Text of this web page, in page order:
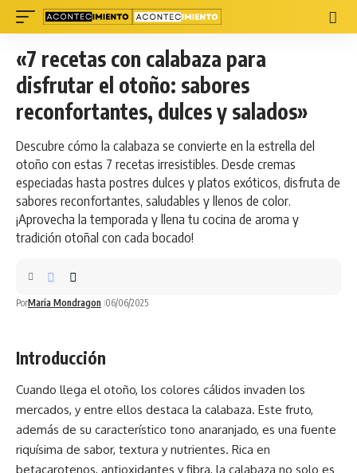
«7 recetas con calabaza para
disfrutar el otoño: sabores
reconfortantes, dulces y salados»
Descubre cómo la calabaza se convierte en la estrella del
otoño con estas 7 recetas irresistibles. Desde cremas
especiadas hasta postres dulces y platos exóticos, disfruta de
sabores reconfortantes, saludables y llenos de color.
¡Aprovecha la temporada y llena tu cocina de aroma y
tradición otoñal con cada bocado!
PorMaria Mondragon 06/06/2025
Introducción
Cuando llega el otoño, los colores cálidos invaden los
mercados, y entre ellos destaca la calabaza. Este fruto,
además de su característico tono anaranjado, es una fuente
riquísima de sabor, textura y nutrientes. Rica en
betacarotenos, antioxidantes y fibra, la calabaza no solo es